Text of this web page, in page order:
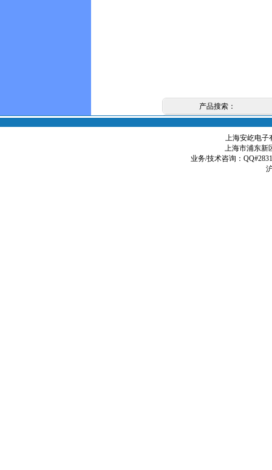
产品搜索：
上海安屹电子
上海市浦东新
业务/技术咨询：